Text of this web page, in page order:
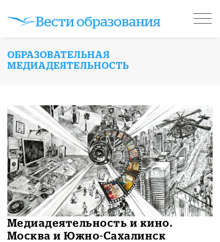
ОБРАЗОВАТЕЛЬНАЯ
МЕДИАДЕЯТЕЛЬНОСТЬ
​Медиадеятельность и кино.
Москва и Южно-Сахалинск